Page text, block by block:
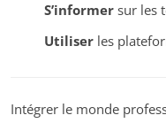
S’informersur les
Utiliserles
Intégrer le monde